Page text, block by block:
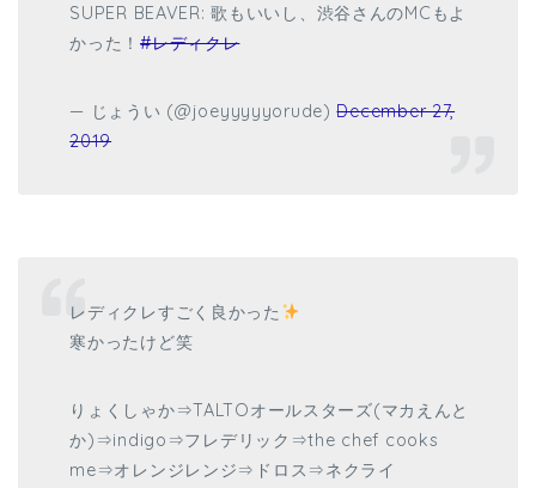
SUPER BEAVER: 歌もいいし、渋谷さんのMCもよ
かった！#レディクレ
— じょうい (@joeyyyyyorude)December 27,
2019
レディクレすごく良かった
寒かったけど笑
りょくしゃか⇒TALTOオールスターズ(マカえんと
か)⇒indigo⇒フレデリック⇒the chef cooks
me⇒オレンジレンジ⇒ドロス⇒ネクライ